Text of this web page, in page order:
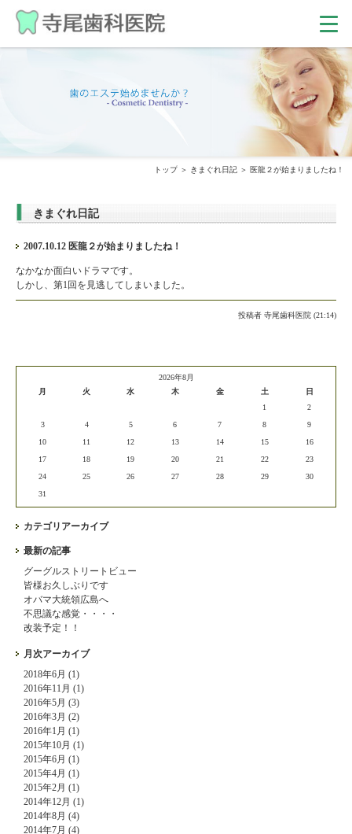
トップ きまぐれ日記 医龍２が始まりましたね！
きまぐれ日記
2007.10.12 医龍２が始まりましたね！
なかなか面白いドラマです。
しかし、第1回を見逃してしまいました。
投稿者 寺尾歯科医院 (21:14)
2026年8月
月
火 水 木 金 土
日
1
2
3
4 5 6 7 8
9
10
11 12 13 14 15
16
17
18 19 20 21 22
23
24
25 26 27 28 29
30
31
カテゴリアーカイブ
最新の記事
グーグルストリートビュー
皆様お久しぶりです
オバマ大統領広島へ
不思議な感覚・・・・
改装予定！！
月次アーカイブ
2018年6月 (1)
2016年11月 (1)
2016年5月 (3)
2016年3月 (2)
2016年1月 (1)
2015年10月 (1)
2015年6月 (1)
2015年4月 (1)
2015年2月 (1)
2014年12月 (1)
2014年8月 (4)
2014年7月 (4)